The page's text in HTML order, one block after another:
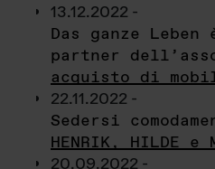
13.12.2022 -
Das ganze
partner
acquisto di
22.11.2022 -
Sedersi
HENRIK, HILDE e
20.09.2022 -